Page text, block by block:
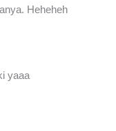
Heheheh
yaaa